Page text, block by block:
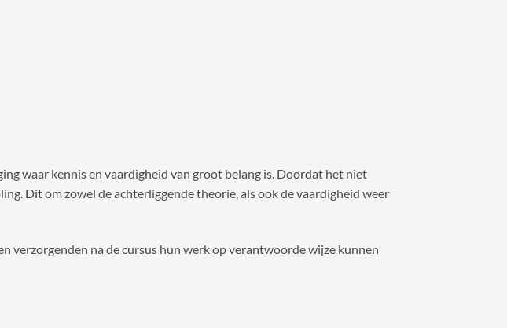
waar kennis en vaardigheid van groot belang is. Doordat het niet
Dit om zowel de achterliggende theorie, als ook de vaardigheid weer
verzorgenden na de cursus hun werk op verantwoorde wijze kunnen